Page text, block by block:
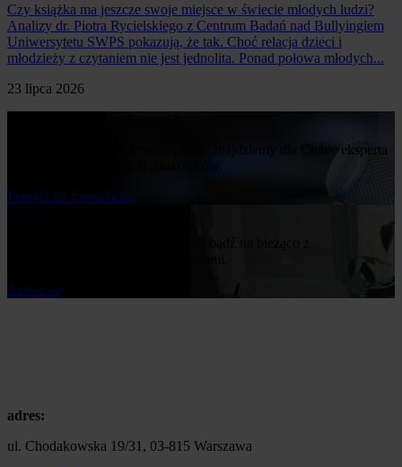
Czy książka ma jeszcze swoje miejsce w świecie młodych ludzi?
Analizy dr. Piotra Rycielskiego z Centrum Badań nad Bullyingiem
Uniwersytetu SWPS pokazują, że tak. Choć relacja dzieci i
młodzieży z czytaniem nie jest jednolita. Ponad połowa młodych...
23 lipca 2026
Napisz nam o swoim temacie, a my znajdziemy dla Ciebie eksperta
Przejdż do formularza
Zapisz się
adres:
ul. Chodakowska 19/31, 03-815 Warszawa